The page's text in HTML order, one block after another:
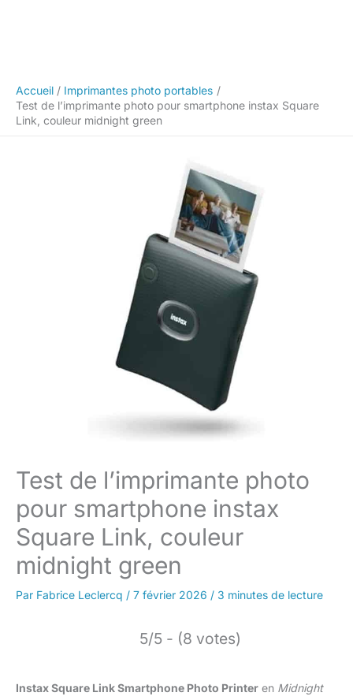
Accueil
Imprimantes photo portables
Test de l’imprimante photo pour smartphone instax Square
Link, couleur midnight green
Test de l’imprimante photo
pour smartphone instax
Square Link, couleur
midnight green
Par Fabrice Leclercq / 7 février 2026 / 3 minutes de lecture
5/5 - (8 votes)
Instax Square Link Smartphone Photo Printer en Midnight